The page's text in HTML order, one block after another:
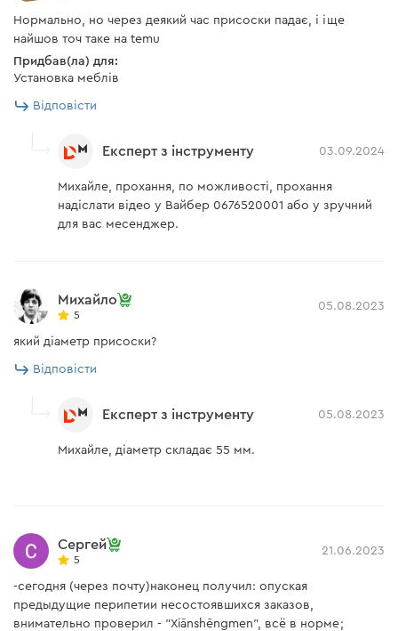
Нормально, но через деякий час присоски падає, і іще
найшов точ таке на temu
Придбав(ла) для:
Установка меблів
Відповісти
Експерт з інструменту 03.09.2024
Михайле, прохання, по можливості, прохання
надіслати відео у Вайбер 0676520001 або у зручний
для вас месенджер.
Михайло
5
05.08.2023
який діаметр присоски?
Відповісти
Експерт з інструменту 05.08.2023
Михайле, діаметр складає 55 мм.
Сергей
5
21.06.2023
-сегодня (через почту)наконец получил: опуская
предыдущие перипетии несостоявшихся заказов,
внимательно проверил - "Xiānshēngmen", всё в норме;